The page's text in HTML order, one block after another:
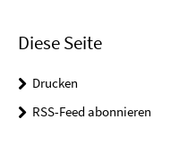
Diese Seite
Drucken
RSS-Feed abonnieren